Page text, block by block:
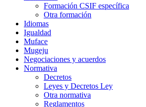
Formación CSIF específica
Otra formación
Idiomas
Igualdad
Muface
Mugeju
Negociaciones y acuerdos
Normativa
Decretos
Leyes y Decretos Ley
Otra normativa
Reglamentos